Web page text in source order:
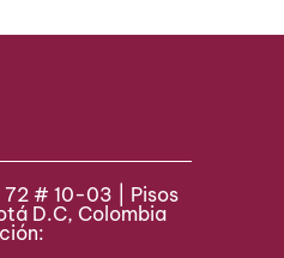
72 # 10-03 | Pisos
D.C, Colombia